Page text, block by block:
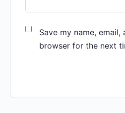
Save my name,
browser for the next